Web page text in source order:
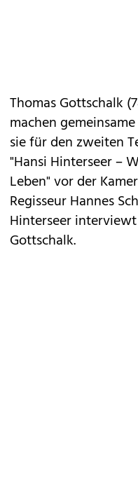
Thomas Gottschalk
machen
sie für den zweiten
"Hansi Hinterseer –
Leben" vor der
Regisseur Hannes
Hinterseer
Gottschalk.